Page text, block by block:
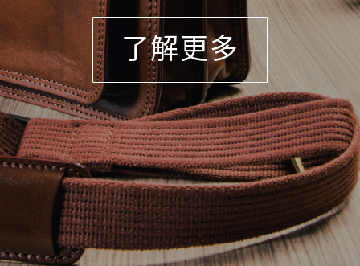
了解更多